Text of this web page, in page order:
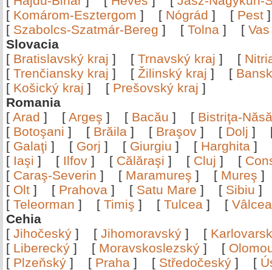
[ Komárom-Esztergom ] [ Nógrád ] [ Pest
[ Szabolcs-Szatmár-Bereg ] [ Tolna ] [ Vas
Slovacia
[ Bratislavský kraj ] [ Trnavský kraj ] [
[ Trenčiansky kraj ] [ Žilinský kraj ] [
[ Košický kraj ] [ Prešovský kraj ]
Romania
[ Arad ] [ Argeş ] [ Bacău ] [ Bistriţa-
[ Botoşani ] [ Brăila ] [ Braşov ] [ Dolj ]
[ Galaţi ] [ Gorj ] [ Giurgiu ] [ Harghita ]
[ Iaşi ] [ Ilfov ] [ Călăraşi ] [ Cluj ] [
[ Caraş-Severin ] [ Maramureş ] [ Mureş
[ Olt ] [ Prahova ] [ Satu Mare ] [ Sibiu
[ Teleorman ] [ Timiş ] [ Tulcea ] [
Cehia
[ Jihočeský ] [ Jihomoravský ] [
[ Liberecký ] [ Moravskoslezský ] [
[ Plzeňský ] [ Praha ] [ Středočeský ] [